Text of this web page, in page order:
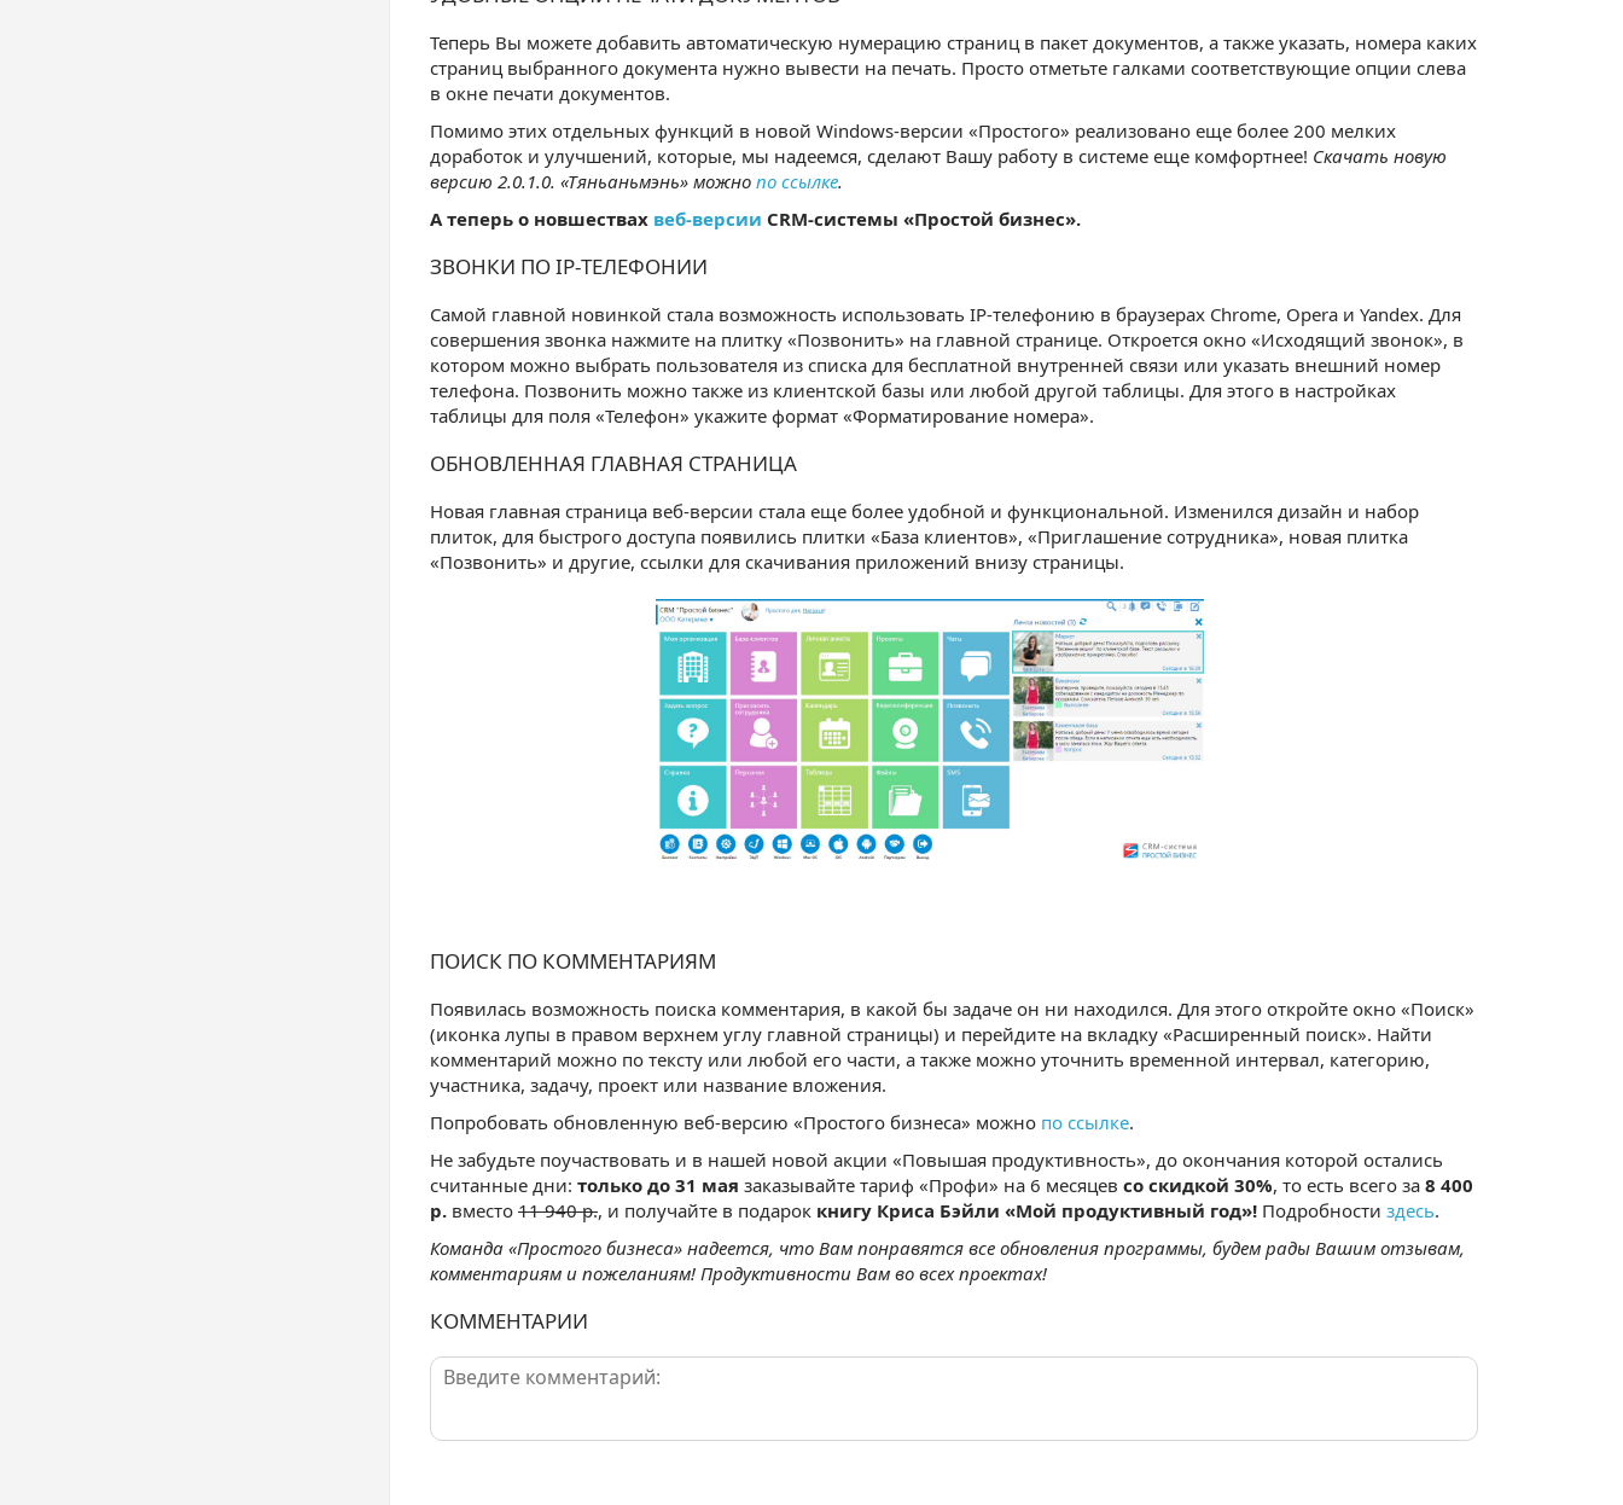
Теперь Вы можете добавить автоматическую нумерацию страниц в пакет документов, а также указать, номера каких
страниц выбранного документа нужно вывести на печать. Просто отметьте галками соответствующие опции слева
в окне печати документов.
Помимо этих отдельных функций в новой Windows-версии «Простого» реализовано еще более 200 мелких
доработок и улучшений, которые, мы надеемся, сделают Вашу работу в системе еще комфортнее! Скачать новую
версию 2.0.1.0. «Тяньаньмэнь» можно по ссылке.
А теперь о новшествах веб-версии CRM-системы «Простой бизнес».
ЗВОНКИ ПО IP-ТЕЛЕФОНИИ
Самой главной новинкой стала возможность использовать IP-телефонию в браузерах Chrome, Opera и Yandex. Для
совершения звонка нажмите на плитку «Позвонить» на главной странице. Откроется окно «Исходящий звонок», в
котором можно выбрать пользователя из списка для бесплатной внутренней связи или указать внешний номер
телефона. Позвонить можно также из клиентской базы или любой другой таблицы. Для этого в настройках
таблицы для поля «Телефон» укажите формат «Форматирование номера».
ОБНОВЛЕННАЯ ГЛАВНАЯ СТРАНИЦА
Новая главная страница веб-версии стала еще более удобной и функциональной. Изменился дизайн и набор
плиток, для быстрого доступа появились плитки «База клиентов», «Приглашение сотрудника», новая плитка
«Позвонить» и другие, ссылки для скачивания приложений внизу страницы.
ПОИСК ПО КОММЕНТАРИЯМ
Появилась возможность поиска комментария, в какой бы задаче он ни находился. Для этого откройте окно «Поиск»
(иконка лупы в правом верхнем углу главной страницы) и перейдите на вкладку «Расширенный поиск». Найти
комментарий можно по тексту или любой его части, а также можно уточнить временной интервал, категорию,
участника, задачу, проект или название вложения.
Попробовать обновленную веб-версию «Простого бизнеса» можно по ссылке.
Не забудьте поучаствовать и в нашей новой акции «Повышая продуктивность», до окончания которой остались
считанные дни: только до 31 мая заказывайте тариф «Профи» на 6 месяцев со скидкой 30%, то есть всего за 8 400
р. вместо 11 940 р., и получайте в подарок книгу Криса Бэйли «Мой продуктивный год»! Подробности здесь.
Команда «Простого бизнеса» надеется, что Вам понравятся все обновления программы, будем рады Вашим отзывам,
комментариям и пожеланиям! Продуктивности Вам во всех проектах!
КОММЕНТАРИИ